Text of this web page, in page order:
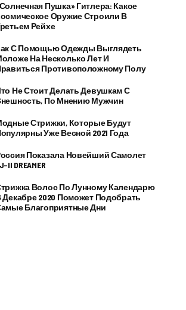
Пушка» Гитлера: Какое
Оружие Строили В
Рейхе
С Помощью Одежды Выглядеть
На Несколько Лет И
Противоположному Полу
Не Стоит Делать Девушкам С
По Мнению Мужчин
Стрижки, Которые Будут
Уже Весной 2021 Года
Показала Новейший Самолет
DREAMER
Волос По Лунному Календарю
Декабре 2020 Поможет Подобрать
Благоприятные Дни